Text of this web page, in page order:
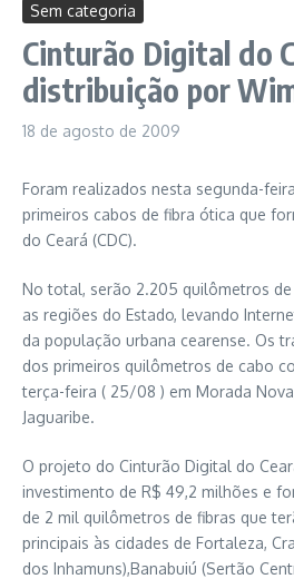
Sem categoria
Cinturão Digital do
distribuição por
18 de agosto de 2009
Foram realizados nesta segunda-
primeiros cabos de fibra ótica que
do Ceará (CDC).
No total, serão 2.205 quilômetros
as regiões do Estado, levando
da população urbana cearense. Os
dos primeiros quilômetros de cabo
terça-feira ( 25/08 ) em Morada
Jaguaribe.
O projeto do Cinturão Digital do
investimento de R$ 49,2 milhões e
de 2 mil quilômetros de fibras que
principais às cidades de Fortaleza,
dos Inhamuns),Banabuiú (Sertão